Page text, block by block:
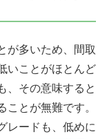
が多いため、間取
いことがほとんど
、その意味すると
ことが無難です。
レードも、低めに